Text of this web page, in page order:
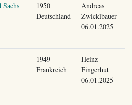
Sachs
1950
Deutschland
Andreas
Zwicklbauer
06.01.2025
1949
Frankreich
Heinz
Fingerhut
06.01.2025